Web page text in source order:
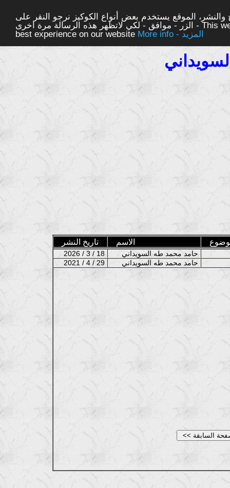
الموقع يستخدم بعض أنواع الكوكيز نرجو النقر على
الزر - موافق - لكي لاتظهر هذه الرسالة مرة اخرى - This website uses cookies to ensure you get the
best experience on our website
More info - المزيد
تاريخ النشر الاسم
2026 / 3 / 18
حامد محمد طه السويداني
2021 / 4 / 29